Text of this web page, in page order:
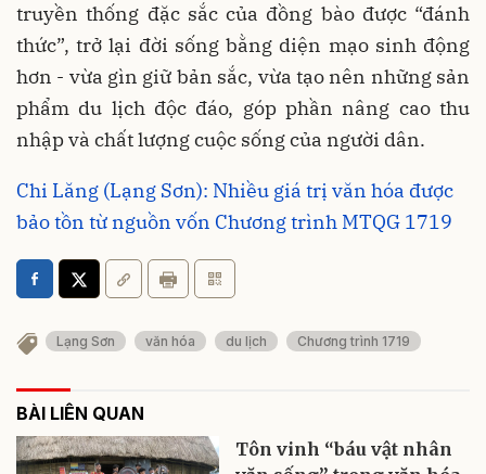
truyền thống đặc sắc của đồng bào được “đánh
thức”, trở lại đời sống bằng diện mạo sinh động
hơn - vừa gìn giữ bản sắc, vừa tạo nên những sản
phẩm du lịch độc đáo, góp phần nâng cao thu
nhập và chất lượng cuộc sống của người dân.
Chi Lăng (Lạng Sơn): Nhiều giá trị văn hóa được
bảo tồn từ nguồn vốn Chương trình MTQG 1719
Lạng Sơn văn hóa du lịch Chương trình 1719
BÀI LIÊN QUAN
Tôn vinh “báu vật nhân